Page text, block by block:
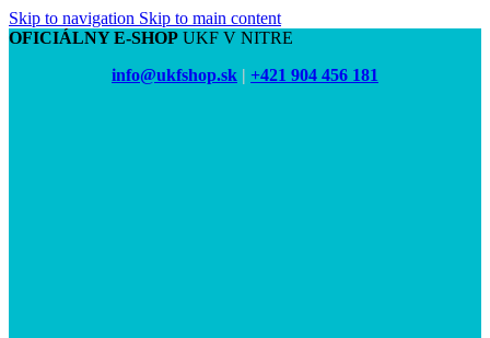
Skip to navigation Skip to main content
OFICIÁLNY E-SHOP UKF V NITRE
info@ukfshop.sk | +421 904 456 181